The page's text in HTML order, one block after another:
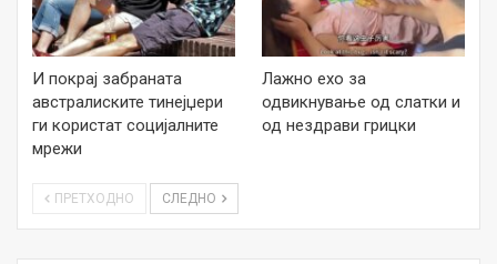
И покрај забраната
австралиските тинејџери
ги користат социјалните
мрежи
Лажно ехо за
одвикнување од слатки и
од нездрави грицки
ПРЕТХОДНО СЛЕДНО